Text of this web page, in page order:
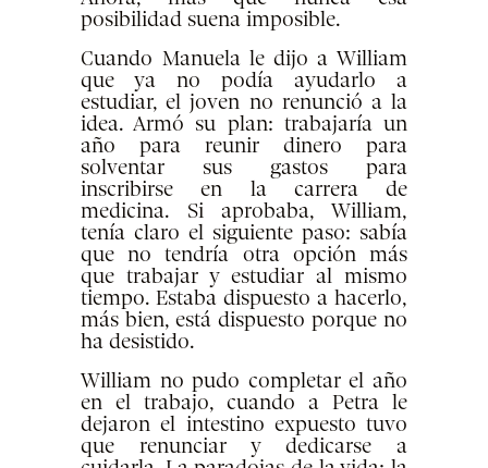
posibilidad suena imposible.
Cuando Manuela le dijo a William
que ya no podía ayudarlo a
estudiar, el joven no renunció a la
idea. Armó su plan: trabajaría un
año para reunir dinero para
solventar sus gastos para
inscribirse en la carrera de
medicina. Si aprobaba, William,
tenía claro el siguiente paso: sabía
que no tendría otra opción más
que trabajar y estudiar al mismo
tiempo. Estaba dispuesto a hacerlo,
más bien, está dispuesto porque no
ha desistido.
William no pudo completar el año
en el trabajo, cuando a Petra le
dejaron el intestino expuesto tuvo
que renunciar y dedicarse a